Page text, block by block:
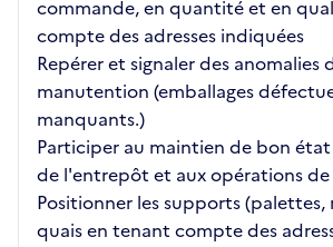
commande, en quantité et en
compte des adresses indiquées
Repérer et signaler des anomalies
manutention (emballages
manquants.)
Participer au maintien de bon
de l'entrepôt et aux opérations
Positionner les supports (palettes,
quais en tenant compte des